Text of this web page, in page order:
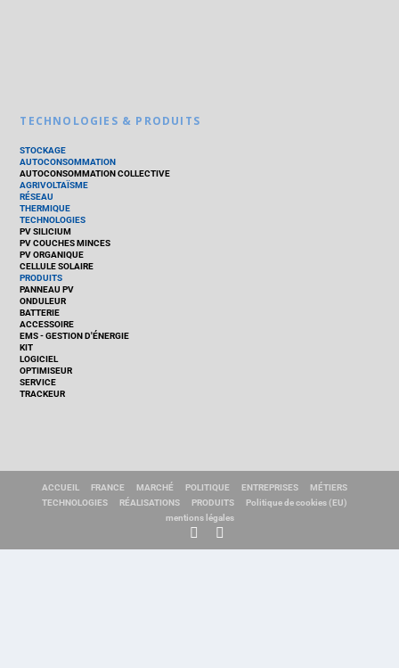
TECHNOLOGIES & PRODUITS
STOCKAGE
AUTOCONSOMMATION
AUTOCONSOMMATION COLLECTIVE
AGRIVOLTAÏSME
RÉSEAU
THERMIQUE
TECHNOLOGIES
PV SILICIUM
PV COUCHES MINCES
PV ORGANIQUE
CELLULE SOLAIRE
PRODUITS
PANNEAU PV
ONDULEUR
BATTERIE
ACCESSOIRE
EMS - GESTION D'ÉNERGIE
KIT
LOGICIEL
OPTIMISEUR
SERVICE
TRACKEUR
ACCUEIL FRANCE MARCHÉ POLITIQUE ENTREPRISES
MÉTIERS
TECHNOLOGIES
RÉALISATIONS PRODUITS
Politique de cookies (EU)
mentions légales